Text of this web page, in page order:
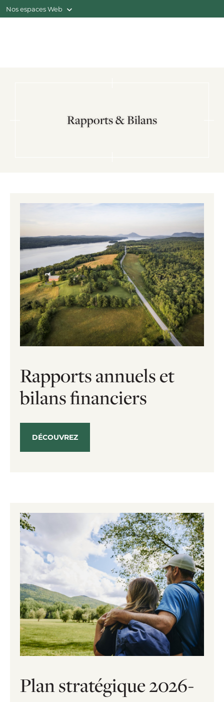
Nos espaces Web
Rapports & Bilans
Rapports annuels et
bilans financiers
DÉCOUVREZ
Plan stratégique 2026-